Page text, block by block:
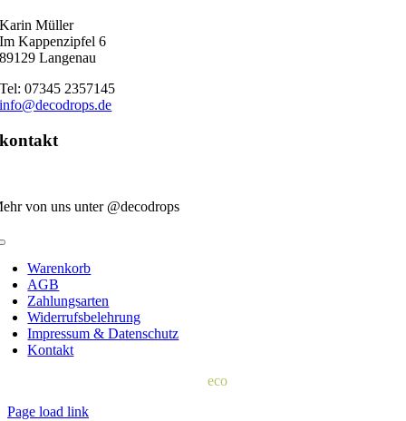
Karin Müller
Im Kappenzipfel 6
89129 Langenau
Tel: 07345 2357145
info@decodrops.de
kontakt
von uns unter @decodrops
Warenkorb
AGB
Zahlungsarten
Widerrufsbelehrung
Impressum & Datenschutz
Kontakt
eco
Page load link